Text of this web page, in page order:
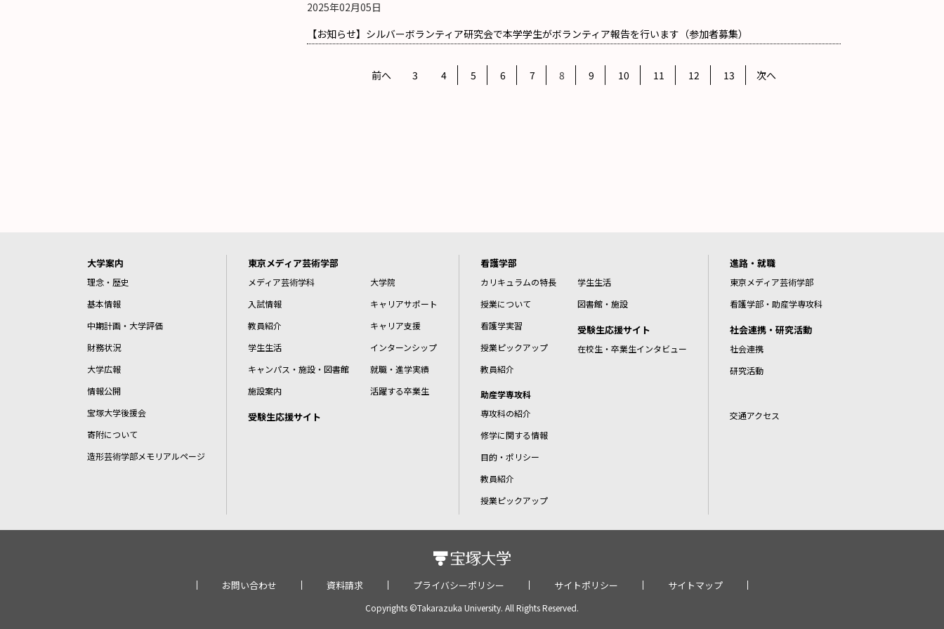
2025年02月05日
【お知らせ】シルバーボランティア研究会で本学学生がボランティア報告を行います（参加者募集）
前へ 3 4 5 6 7 8 9 10 11 12 13 次へ
大学案内
理念・歴史
基本情報
中期計画・大学評価
財務状況
大学広報
情報公開
宝塚大学後援会
寄附について
造形芸術学部メモリアルページ
東京メディア芸術学部
メディア芸術学科
入試情報
教員紹介
学生生活
キャンパス・施設・図書館
施設案内
受験生応援サイト
大学院
キャリアサポート
キャリア支援
インターンシップ
就職・進学実績
活躍する卒業生
看護学部
カリキュラムの特長
授業について
看護学実習
授業ピックアップ
教員紹介
助産学専攻科
専攻科の紹介
修学に関する情報
目的・ポリシー
教員紹介
授業ピックアップ
学生生活
図書館・施設
受験生応援サイト
在校生・卒業生インタビュー
進路・就職
東京メディア芸術学部
看護学部・助産学専攻科
社会連携・研究活動
社会連携
研究活動
交通アクセス
お問い合わせ 資料請求 プライバシーポリシー サイトポリシー サイトマップ
Copyrights ©Takarazuka University. All Rights Reserved.